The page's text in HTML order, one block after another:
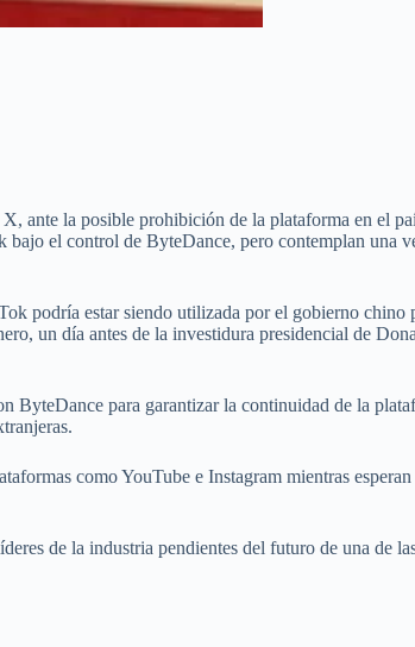
ante la posible prohibición de la plataforma en el
el control de ByteDance, pero contemplan una
podría estar siendo utilizada por el gobierno chino
un día antes de la investidura presidencial de
ByteDance para garantizar la continuidad de la
como YouTube e Instagram mientras
de la industria pendientes del futuro de una de